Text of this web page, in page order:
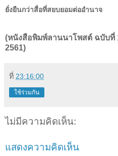
ยั่งยืนกว่าสื่อที่สยบยอมต่ออำนาจ
(หนังสือพิมพ์ลานนาโพสต์ ฉบับที่
2561)
ที่ 23:16:00
ใช้ร่วมกัน
ไม่มีความคิดเห็น:
แสดงความคิดเห็น